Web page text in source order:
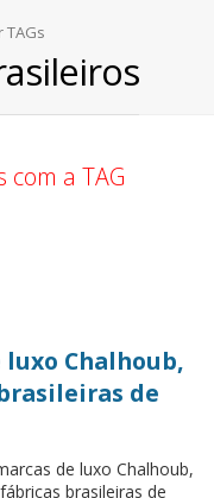
TAGs
com a TAG
Chalhoub,
de
de luxo Chalhoub,
brasileiras de